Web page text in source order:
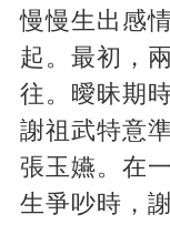
慢慢生出感
起。最初，
往。曖昧期
謝祖武特意
張玉嬿。在
生爭吵時，